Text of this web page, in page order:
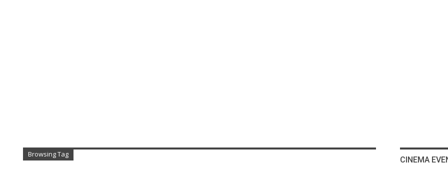
Browsing Tag
CINEMA